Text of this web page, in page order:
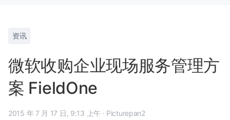
资讯
微软收购企业现场服务管理方
案 FieldOne
2015 年 7 月 17 日, 9:13 上午 · Picturepan2